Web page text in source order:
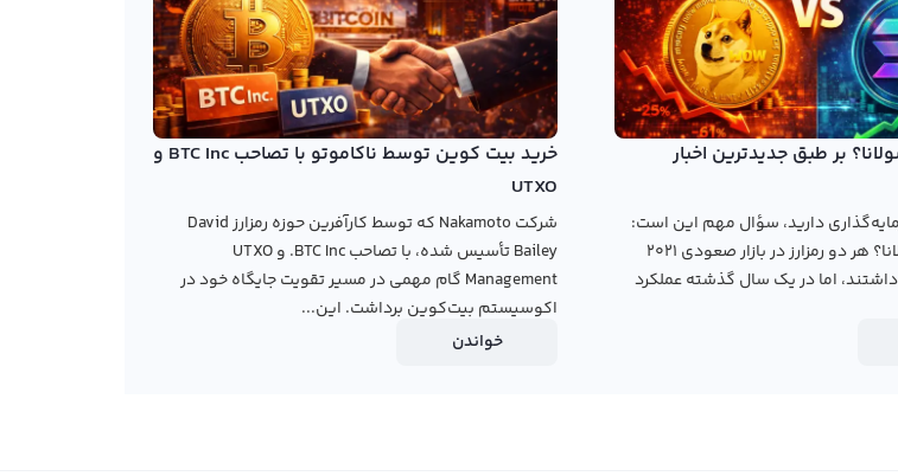
بر طبق جدیدترین اخبار
دارید، سؤال مهم این است:
دوج بخریم یا سولانا؟ هر دو رمزارز در بازار صعودی ۲۰۲۱
اما در یک سال گذشته عملکرد
خرید بیت کوین توسط ناکاموتو با تصاحب BTC Inc و
UTXO
شرکت Nakamoto که توسط کارآفرین حوزه رمزارز David
Bailey تأسیس شده، با تصاحب BTC Inc. و UTXO
Management گام مهمی در مسیر تقویت جایگاه خود در
اکوسیستم بیت‌کوین برداشت. این...
خواندن